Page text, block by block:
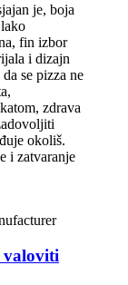
je, boja
fin izbor
i dizajn
se pizza ne
zdrava
okoliš.
i zatvaranje
valoviti